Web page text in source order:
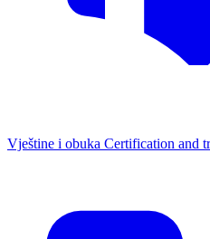
Vještine i obuka Certification and